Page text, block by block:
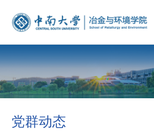
党群动态